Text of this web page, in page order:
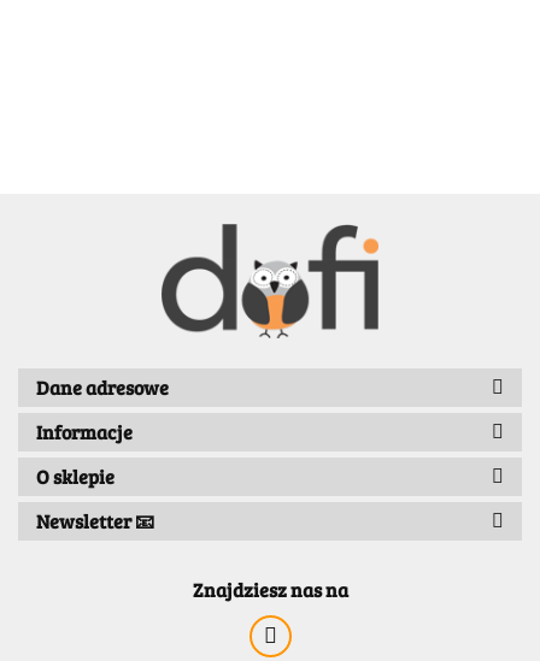
BENASSI/GALGI
Dane adresowe
Informacje
O sklepie
Newsletter 📧
Znajdziesz nas na